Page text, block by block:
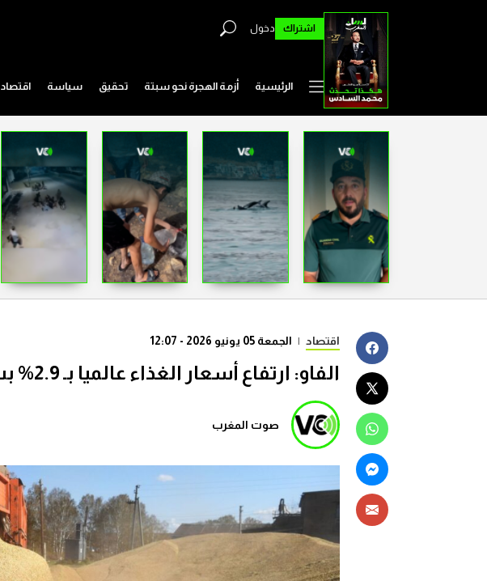
اشتراك دخول
الرئيسية أزمة الهجرة نحو سبتة تحقيق سياسة اقتصاد
اقتصاد | الجمعة 05 يونيو 2026 - 12:07
الفاو: ارتفاع أسعار الغذاء عالميا بـ 2.9% بسبب الحرب على إيران
صوت المغرب